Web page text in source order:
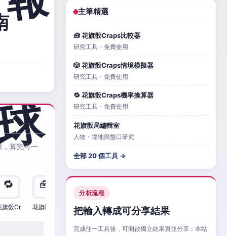
算完可一
🔁
旗骰Cr
🧰
花旗骰Cr
🧮
花旗骰Cr 花旗骰Cr 花旗骰Cr
主筆精選
🧰 花旗骰Craps比較器
研究工具・免費使用
🎲 花旗骰Craps情境模擬器
研究工具・免費使用
🔁 花旗骰Craps機率換算器
研究工具・免費使用
花旗骰局編輯室
人物・場地與盤口研究
全部 20 個工具 →
分析流程
把輸入轉成可分享結果
完成任一工具後，可開啟獨立結果頁並分享；本站